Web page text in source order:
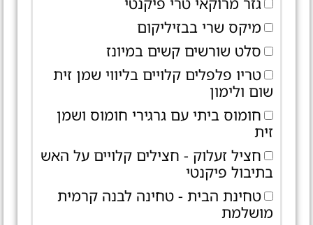
מיקס שרי בבזיליקום
סלט שורשים קשים במיונז
טריו פלפלים קלויים בליווי שמן זית
שום ולימון
חומוס ביתי עם גרגירי חומוס ושמן
זית
חציל זעלוק - חצילים קלויים על האש
בתיבול פיקנטי
טחינת הבית - טחינה לבנה קרמית
מושלמת